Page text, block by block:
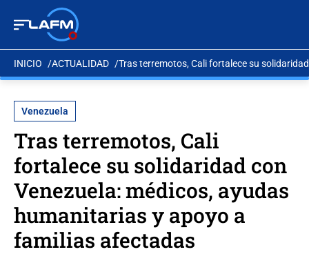
INICIO ACTUALIDAD Tras terremotos, Cali fortalece su
Venezuela
Tras terremotos, Cali
fortalece su solidaridad con
Venezuela: médicos, ayudas
humanitarias y apoyo a
familias afectadas